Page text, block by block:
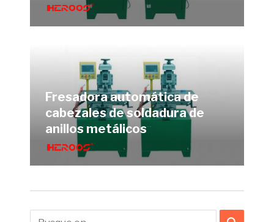
Fresadora automática de
cabezales de soldadura de
anillos metálicos